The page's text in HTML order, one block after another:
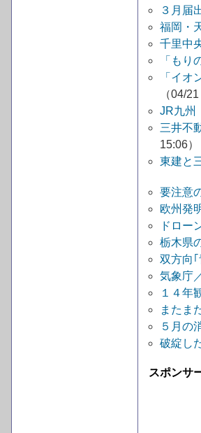
３月届
福岡・
千里中
「もり
「イ
（04/
JR九州
三井不
15:06）
東建と
要注意
欧州発
ドロー
栃木県
双方向
気象庁
１４年
またま
５月の
破綻し
スポンサ